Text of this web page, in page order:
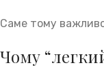
Саме тому
Чому